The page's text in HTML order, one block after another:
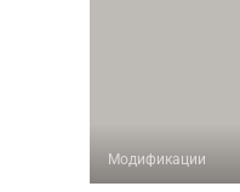
Модификации